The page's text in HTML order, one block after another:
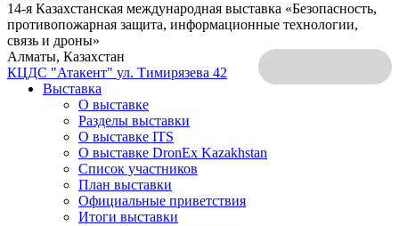
14-я Казахстанская международная выставка «Безопасность,
противопожарная защита, информационные технологии,
связь и дроны»
Алматы, Казахстан
КЦДС "Атакент" ул. Тимирязева 42
Выставка
О выставке
Разделы выставки
О выставке ITS
О выставке DronEx Kazakhstan
Список участников
План выставки
Официальные приветствия
Итоги выставки